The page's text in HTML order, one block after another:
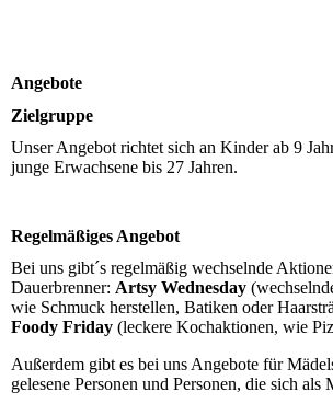
Angebote
Zielgruppe
Unser Angebot richtet sich an Kinder ab 9
junge Erwachsene bis 27 Jahren.
Regelmäßiges Angebot
Bei uns gibt´s regelmäßig wechselnde
Dauerbrenner: Artsy Wednesday
wie Schmuck herstellen, Batiken oder
Foody Friday (leckere Kochaktionen, wie
Außerdem gibt es bei uns Angebote für
gelesene Personen und Personen, die sich als